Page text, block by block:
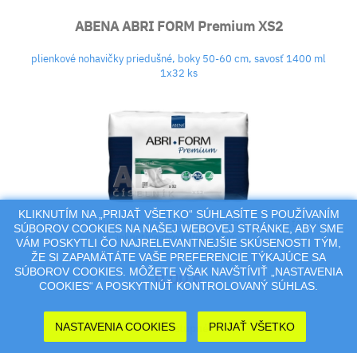
ABENA ABRI FORM Premium XS2
plienkové nohavičky priedušné, boky 50-60 cm, savosť 1400 ml
1x32 ks
Plienkové nohavičky pre pacientov so strednou až veľmi ťažkou
inkontinenciou. Veľkosť ur..
0,00 €
Nedostupné
KLIKNUTÍM NA „PRIJAŤ VŠETKO“ SÚHLASÍTE S POUŽÍVANÍM
SÚBOROV COOKIES NA NAŠEJ WEBOVEJ STRÁNKE, ABY SME
VÁM POSKYTLI ČO NAJRELEVANTNEJŠIE SKÚSENOSTI TÝM,
ŽE SI ZAPAMÄTÁTE VAŠE PREFERENCIE TÝKAJÚCE SA
SÚBOROV COOKIES. MÔŽETE VŠAK NAVŠTÍVIŤ „NASTAVENIA
COOKIES“ A POSKYTNÚŤ KONTROLOVANÝ SÚHLAS.
NASTAVENIA COOKIES PRIJAŤ VŠETKO